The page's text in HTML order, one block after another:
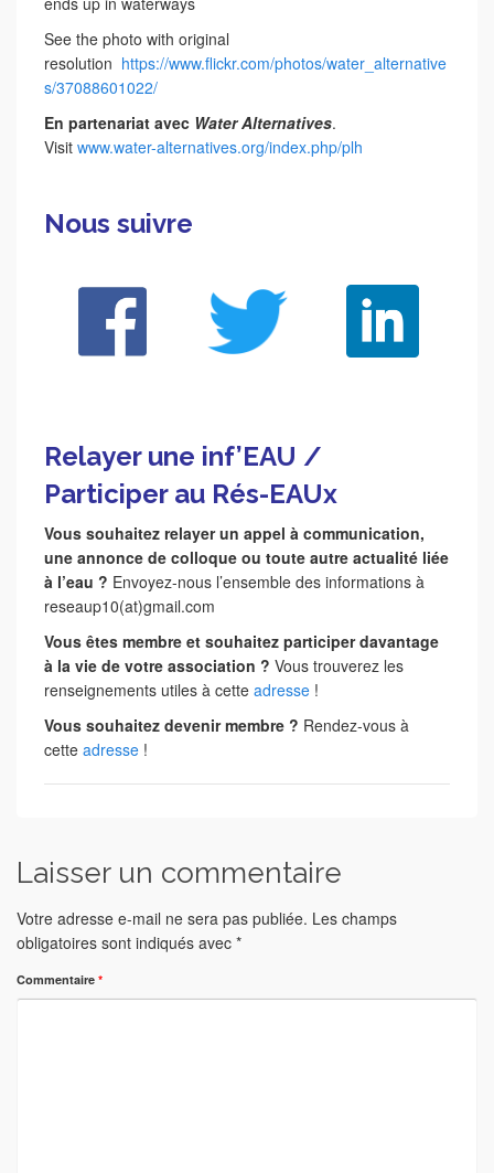
See the photo with original
resolution https://www.flickr.com/photos/water_alternative
s/37088601022/
En partenariat avec Water Alternatives.
Visit www.water-alternatives.org/index.php/plh
Nous suivre
Relayer une inf’EAU /
Participer au Rés-EAUx
Vous souhaitez relayer un appel à communication,
une annonce de colloque ou toute autre actualité liée
à l’eau ? Envoyez-nous l’ensemble des informations à
reseaup10(at)gmail.com
Vous êtes membre et souhaitez participer davantage
à la vie de votre association ? Vous trouverez les
renseignements utiles à cette adresse !
Vous souhaitez devenir membre ? Rendez-vous à
cette adresse !
Laisser un commentaire
Votre adresse e-mail ne sera pas publiée. Les champs
obligatoires sont indiqués avec *
Commentaire *